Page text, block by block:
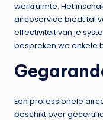
werkruimte. Het
aircoservice biedt tal
effectiviteit van je
bespreken we enkele
Een professionele
beschikt over